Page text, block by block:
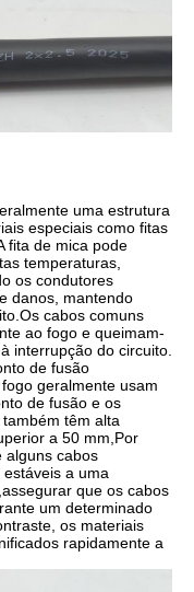
uma estrutura
especiais como fitas
fita de mica pode
temperaturas,
os condutores
danos, mantendo
cabos comuns
ao fogo e queimam-
interrupção do circuito.
de fusão
geralmente usam
de fusão e os
têm alta
a 50 mm,Por
alguns cabos
a uma
que os cabos
um determinado
os materiais
rapidamente a